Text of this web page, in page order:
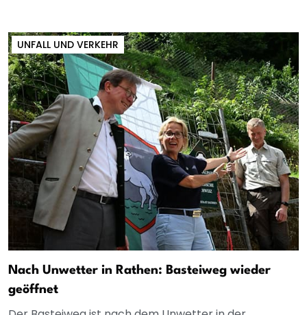
UNFALL UND VERKEHR
Nach Unwetter in Rathen: Basteiweg wieder
geöffnet